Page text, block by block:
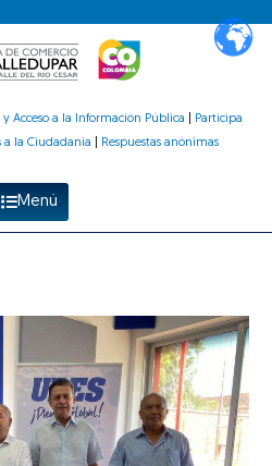
Acceso a la Información Pública
Participa
a la Ciudadanía
Respuestas anónimas
Menú